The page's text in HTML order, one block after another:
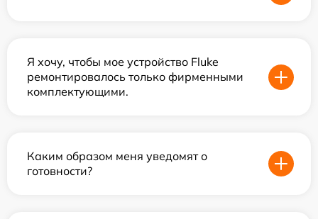
Я хочу, чтобы мое устройство Fluke
ремонтировалось только фирменными
комплектующими.
Каким образом меня уведомят о
готовности?